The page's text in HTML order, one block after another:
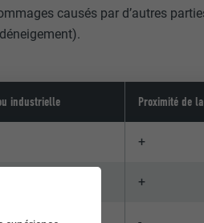
causés par d’autres
industrielle Proximité de
+
+